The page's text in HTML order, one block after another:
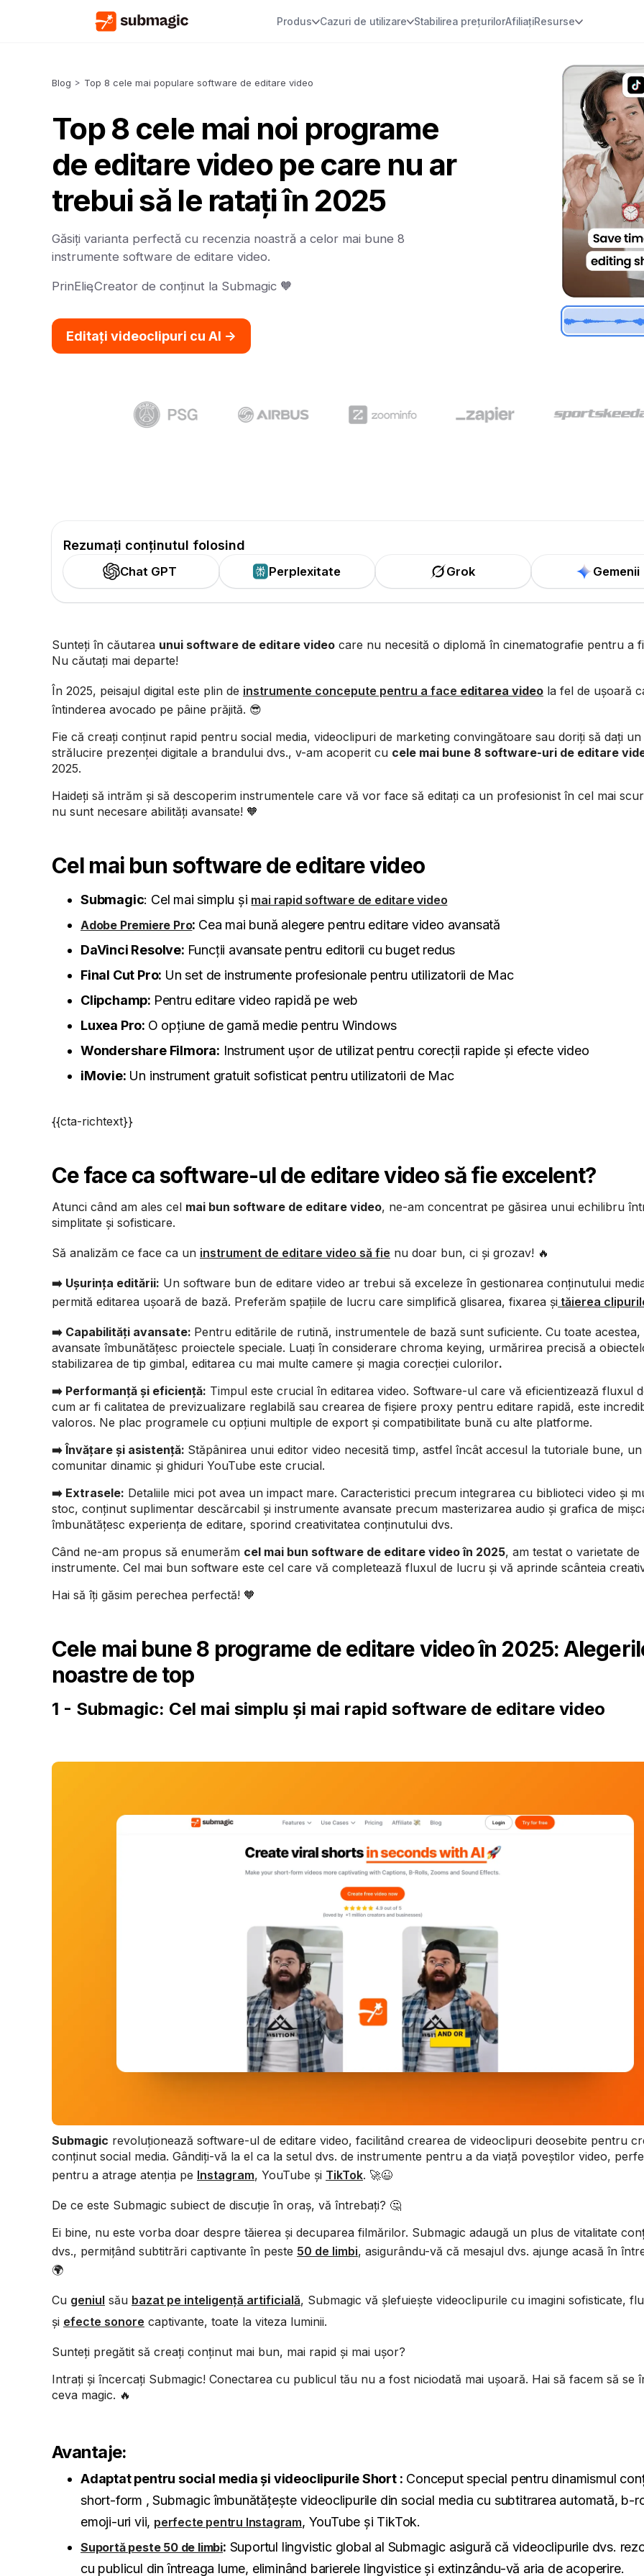
Produs Cazuri de utilizare Stabilirea prețurilorAfiliațiResurse
Blog > Top 8 cele mai populare software de editare video
Top 8 cele mai noi programe
de editare video pe care nu ar
trebui să le ratați în 2025
Găsiți varianta perfectă cu recenzia noastră a celor mai bune 8
instrumente software de editare video.
PrinElie,Creator de conținut la Submagic 🧡
Editați videoclipuri cu AI ->
Rezumați conținutul folosind
Chat GPT Perplexitate Grok Gemenii
Sunteți în căutarea unui software de editare video care nu necesită o diplomă în cinematografie pentru a
Nu căutați mai departe!
În 2025, peisajul digital este plin de instrumente concepute pentru a face editarea video la fel de ușoară
întinderea avocado pe pâine prăjită. 😎
Fie că creați conținut rapid pentru social media, videoclipuri de marketing convingătoare sau doriți să dați un
strălucire prezenței digitale a brandului dvs., v-am acoperit cu cele mai bune 8 software-uri de editare
2025.
Haideți să intrăm și să descoperim instrumentele care vă vor face să editați ca un profesionist în cel mai
nu sunt necesare abilități avansate! 🧡
Cel mai bun software de editare video
Submagic: Cel mai simplu și mai rapid software de editare video
Adobe Premiere Pro: Cea mai bună alegere pentru editare video avansată
DaVinci Resolve: Funcții avansate pentru editorii cu buget redus
Final Cut Pro: Un set de instrumente profesionale pentru utilizatorii de Mac
Clipchamp: Pentru editare video rapidă pe web
Luxea Pro: O opțiune de gamă medie pentru Windows
Wondershare Filmora: Instrument ușor de utilizat pentru corecții rapide și efecte video
iMovie: Un instrument gratuit sofisticat pentru utilizatorii de Mac
{{cta-richtext}}
Ce face ca software-ul de editare video să fie excelent?
Atunci când am ales cel mai bun software de editare video, ne-am concentrat pe găsirea unui echilibru
simplitate și sofisticare.
Să analizăm ce face ca un instrument de editare video să fie nu doar bun, ci și grozav! 🔥
➡️ Ușurința editării: Un software bun de editare video ar trebui să exceleze în gestionarea conținutului
permită editarea ușoară de bază. Preferăm spațiile de lucru care simplifică glisarea, fixarea și tăierea
➡️ Capabilități avansate: Pentru editările de rutină, instrumentele de bază sunt suficiente. Cu toate
avansate îmbunătățesc proiectele speciale. Luați în considerare chroma keying, urmărirea precisă a
stabilizarea de tip gimbal, editarea cu mai multe camere și magia corecției culorilor.‍
➡️ Performanță și eficiență: Timpul este crucial în editarea video. Software-ul care vă eficientizează fluxul
cum ar fi calitatea de previzualizare reglabilă sau crearea de fișiere proxy pentru editare rapidă, este
valoros. Ne plac programele cu opțiuni multiple de export și compatibilitate bună cu alte platforme.
➡️ Învățare și asistență: Stăpânirea unui editor video necesită timp, astfel încât accesul la tutoriale bune,
comunitar dinamic și ghiduri YouTube este crucial.
➡️ Extrasele: Detaliile mici pot avea un impact mare. Caracteristici precum integrarea cu biblioteci video și
stoc, conținut suplimentar descărcabil și instrumente avansate precum masterizarea audio și grafica de
îmbunătățesc experiența de editare, sporind creativitatea conținutului dvs.
Când ne-am propus să enumerăm cel mai bun software de editare video în 2025, am testat o varietate de
instrumente. Cel mai bun software este cel care vă completează fluxul de lucru și vă aprinde scânteia
Hai să îți găsim perechea perfectă! 🧡
Cele mai bune 8 programe de editare video în 2025:
noastre de top
1 - Submagic: Cel mai simplu și mai rapid software de editare video
Submagic revoluționează software-ul de editare video, facilitând crearea de videoclipuri deosebite pentru
conținut social media. Gândiți-vă la el ca la setul dvs. de instrumente pentru a da viață poveștilor video,
pentru a atrage atenția pe Instagram, YouTube și TikTok. 🚀😉
De ce este Submagic subiect de discuție în oraș, vă întrebați? 🤔
Ei bine, nu este vorba doar despre tăierea și decuparea filmărilor. Submagic adaugă un plus de vitalitate
dvs., permițând subtitrări captivante în peste 50 de limbi, asigurându-vă că mesajul dvs. ajunge acasă în
🌍
Cu geniul său bazat pe inteligență artificială, Submagic vă șlefuiește videoclipurile cu imagini sofisticate,
și efecte sonore captivante, toate la viteza luminii.
Sunteți pregătit să creați conținut mai bun, mai rapid și mai ușor?
Intrați și încercați Submagic! Conectarea cu publicul tău nu a fost niciodată mai ușoară. Hai să facem să se
ceva magic. 🔥
Avantaje:
Adaptat pentru social media și videoclipurile Short : Conceput special pentru dinamismul
short-form , Submagic îmbunătățește videoclipurile din social media cu subtitrarea automată, b-
emoji-uri vii, perfecte pentru Instagram, YouTube și TikTok.
Suportă peste 50 de limbi: Suportul lingvistic global al Submagic asigură că videoclipurile dvs.
cu publicul din întreaga lume, eliminând barierele lingvistice și extinzându-vă aria de acoperire.